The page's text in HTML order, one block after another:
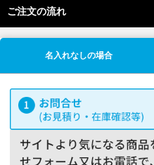
ご注文の流れ
名入れなしの場合